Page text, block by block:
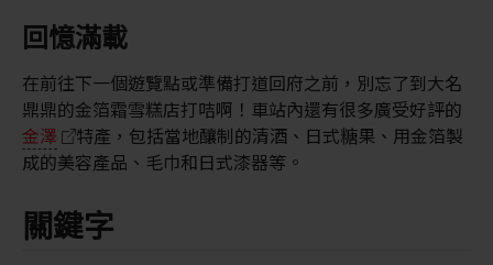
回憶滿載
在前往下一個遊覽點或準備打道回府之前，別忘了到大名
鼎鼎的金箔霜雪糕店打咭啊！車站內還有很多廣受好評的
金澤
特產，包括當地釀制的清酒、日式糖果、用金箔製
成的美容產品、毛巾和日式漆器等。
關鍵字